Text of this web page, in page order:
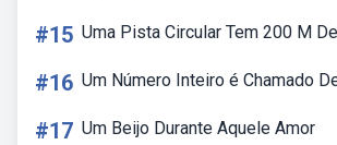
#15 Uma Pista Circular Tem 200 M
#16 Um Número Inteiro é Chamado
#17 Um Beijo Durante Aquele Amor